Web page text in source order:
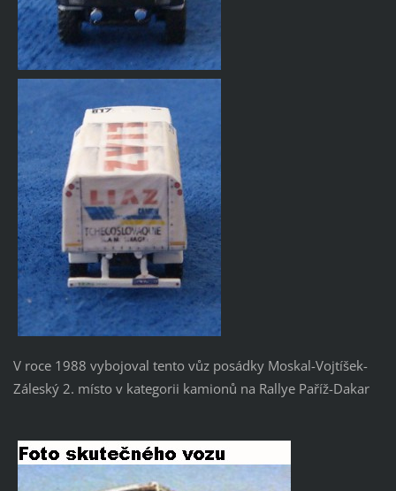
V roce 1988 vybojoval tento vůz posádky Moskal-Vojtíšek-
Záleský 2. místo v kategorii kamionů na Rallye Paříž-Dakar